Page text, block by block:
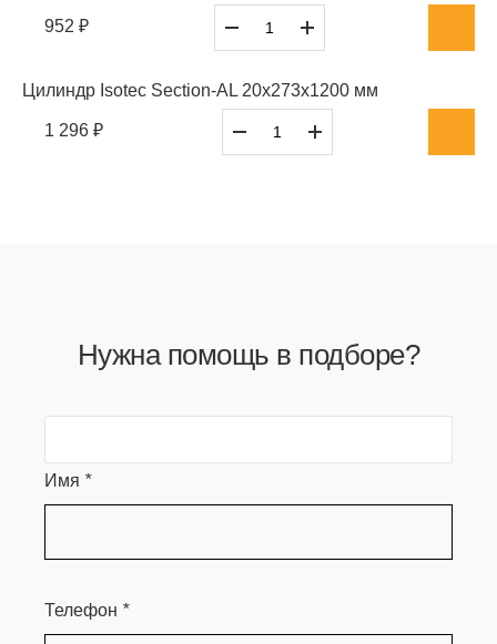
952 ₽
Цилиндр Isotec Section-AL 20x273x1200 мм
1 296 ₽
Нужна помощь в подборе?
Имя *
Телефон *